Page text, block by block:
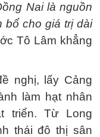
Nai là nguồn
bổ cho giá trị dài
Tô Lâm khẳng
nghị, lấy Cảng
làm hạt nhân
triển. Từ Long
thái đô thị sân